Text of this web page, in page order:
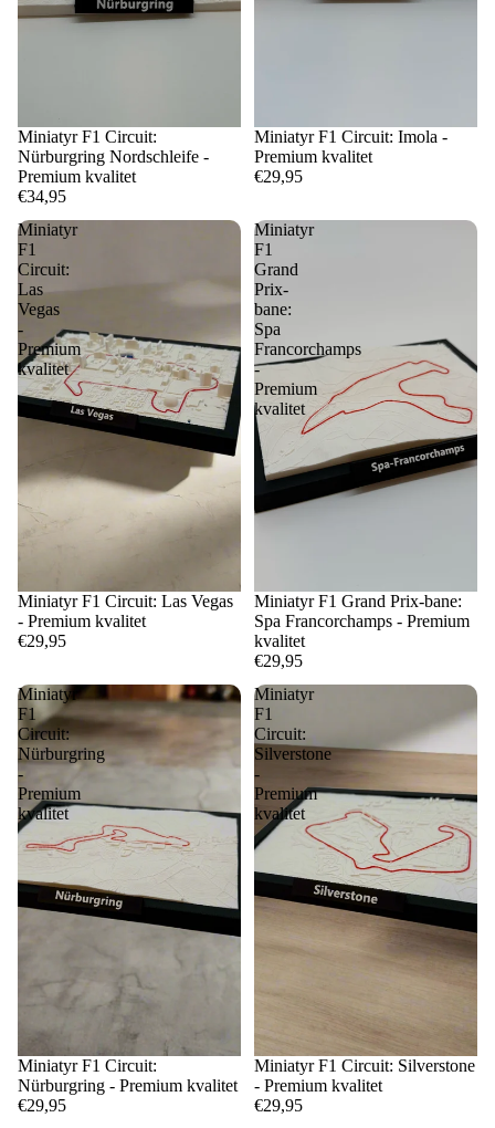
Miniatyr F1 Circuit:
Nürburgring Nordschleife -
Premium kvalitet
€34,95
Miniatyr F1 Circuit: Imola -
Premium kvalitet
€29,95
Miniatyr
F1
Circuit:
Las
Vegas
-
Premium
kvalitet
Miniatyr F1 Circuit: Las Vegas
- Premium kvalitet
€29,95
Miniatyr
F1
Grand
Prix-
bane:
Spa
Francorchamps
-
Premium
kvalitet
Miniatyr F1 Grand Prix-bane:
Spa Francorchamps - Premium
kvalitet
€29,95
Miniatyr
F1
Circuit:
Nürburgring
-
Premium
kvalitet
Miniatyr F1 Circuit:
Nürburgring - Premium kvalitet
€29,95
Miniatyr
F1
Circuit:
Silverstone
-
Premium
kvalitet
Miniatyr F1 Circuit: Silverstone
- Premium kvalitet
€29,95